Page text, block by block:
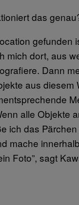
das
gefunden
mich dort, aus
Dann
aus diesem
alle Objekte
ich das
mache
Foto”, sagt